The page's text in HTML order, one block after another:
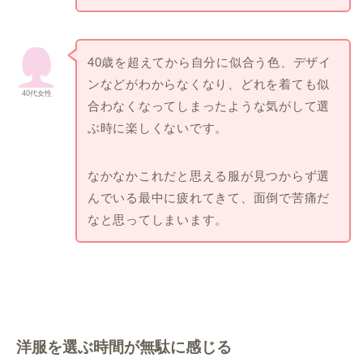
40代女性
40歳を超えてから自分に似合う色、デザイ
ンなどがわからなくなり、どれを着ても似
合わなくなってしまったような気がして選
ぶ時に楽しくないです。
なかなかこれだと思える服が見つからず選
んでいる最中に疲れてきて、面倒で苦痛だ
なと思ってしまいます。
洋服を選ぶ時間が無駄に感じる